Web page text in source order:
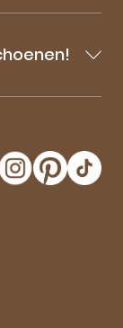
schoenen!